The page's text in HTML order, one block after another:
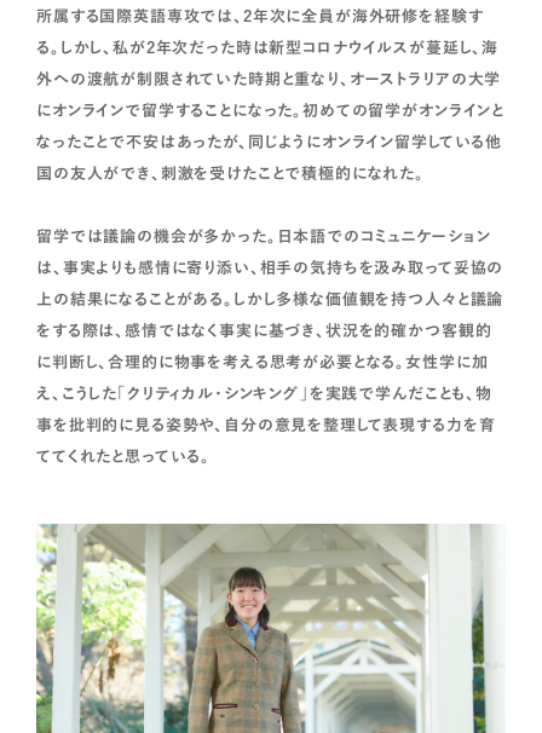
所属する国際英語専攻では、2年次に全員が海外研修を経験す
る。しかし、私が2年次だった時は新型コロナウイルスが蔓延し、海
外への渡航が制限されていた時期と重なり、オーストラリアの大学
にオンラインで留学することになった。初めての留学がオンラインと
なったことで不安はあったが、同じようにオンライン留学している他
国の友人ができ、刺激を受けたことで積極的になれた。
留学では議論の機会が多かった。日本語でのコミュニケーション
は、事実よりも感情に寄り添い、相手の気持ちを汲み取って妥協の
上の結果になることがある。しかし多様な価値観を持つ人々と議論
をする際は、感情ではなく事実に基づき、状況を的確かつ客観的
に判断し、合理的に物事を考える思考が必要となる。女性学に加
え、こうした「クリティカル・シンキング」を実践で学んだことも、物
事を批判的に見る姿勢や、自分の意見を整理して表現する力を育
ててくれたと思っている。